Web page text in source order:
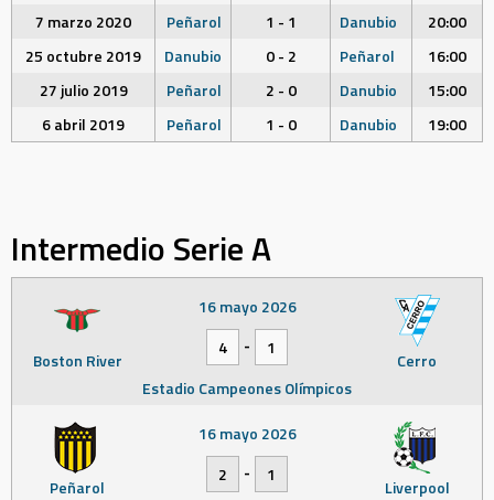
7 marzo 2020 Peñarol 1 - 1 Danubio
20:00
25 octubre 2019
Danubio 0 - 2 Peñarol
16:00
27 julio 2019
Peñarol 2 - 0 Danubio
15:00
6 abril 2019
Peñarol 1 - 0 Danubio 19:00
Intermedio Serie A
Boston River Cerro
16 mayo 2026
4
-
1
Estadio Campeones Olímpicos
Peñarol Liverpool
16 mayo 2026
2
-
1